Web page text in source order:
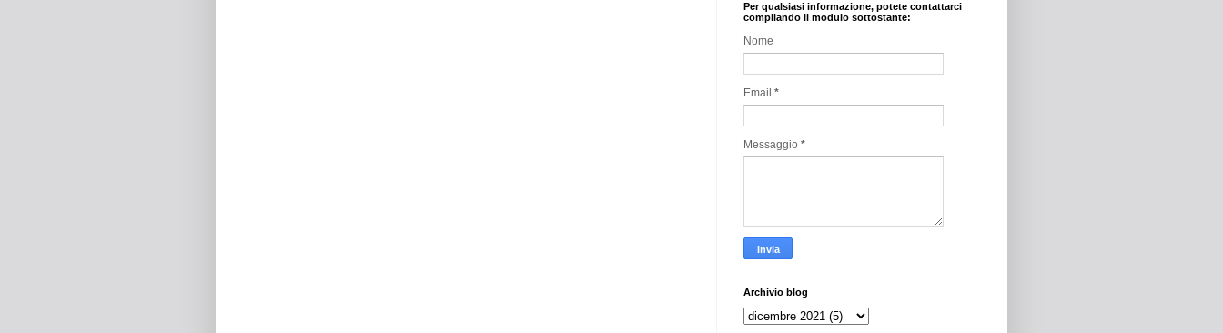
Per qualsiasi informazione, potete contattarci
compilando il modulo sottostante:
Nome
Email *
Messaggio *
Archivio blog